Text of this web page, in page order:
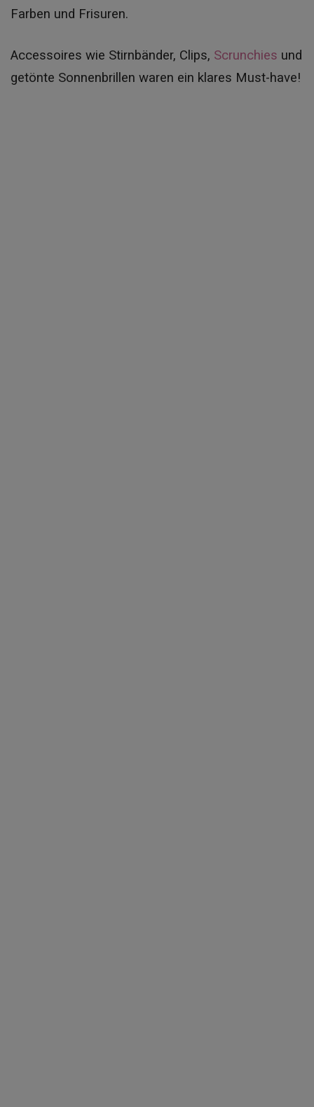
Farben und Frisuren.
Accessoires wie Stirnbänder, Clips, Scrunchies und
getönte Sonnenbrillen waren ein klares Must-have!